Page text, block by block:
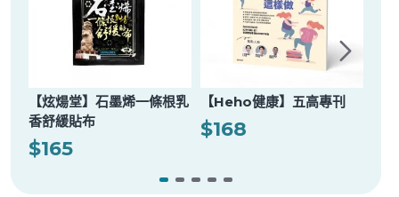
【炫煬堂】石墨烯一條根乳
香舒緩貼布
$165
【Heho健康】五高專刊
$168